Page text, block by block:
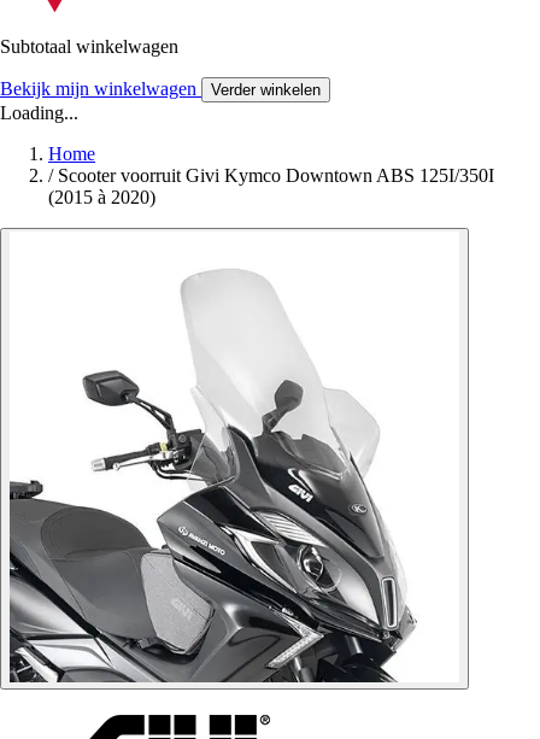
Subtotaal winkelwagen
Bekijk mijn winkelwagen Verder winkelen
Loading...
Home
/ Scooter voorruit Givi Kymco Downtown ABS 125I/350I
(2015 à 2020)